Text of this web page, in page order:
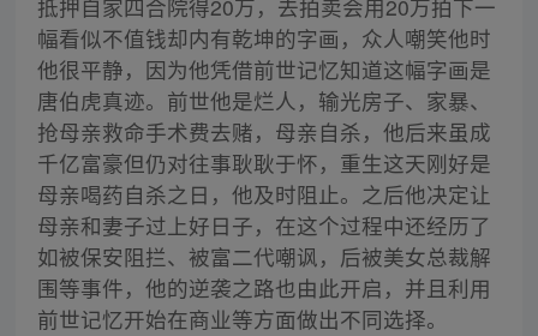
抵押自家四合院得20万，去拍卖会用20万拍下一
幅看似不值钱却内有乾坤的字画，众人嘲笑他时
他很平静，因为他凭借前世记忆知道这幅字画是
唐伯虎真迹。前世他是烂人，输光房子、家暴、
抢母亲救命手术费去赌，母亲自杀，他后来虽成
千亿富豪但仍对往事耿耿于怀，重生这天刚好是
母亲喝药自杀之日，他及时阻止。之后他决定让
母亲和妻子过上好日子，在这个过程中还经历了
如被保安阻拦、被富二代嘲讽，后被美女总裁解
围等事件，他的逆袭之路也由此开启，并且利用
前世记忆开始在商业等方面做出不同选择。